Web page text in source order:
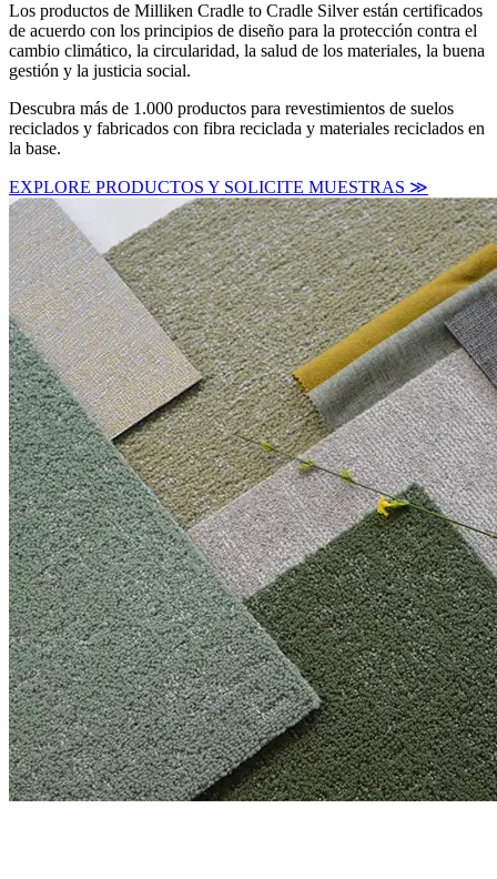
Los productos de Milliken Cradle to Cradle Silver están certificados
de acuerdo con los principios de diseño para la protección contra el
cambio climático, la circularidad, la salud de los materiales, la buena
gestión y la justicia social.
Descubra más de 1.000 productos para revestimientos de suelos
reciclados y fabricados con fibra reciclada y materiales reciclados en
la base.
EXPLORE PRODUCTOS Y SOLICITE MUESTRAS ≫